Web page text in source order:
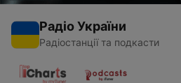
Радіо України
Радіостанції та подкасти